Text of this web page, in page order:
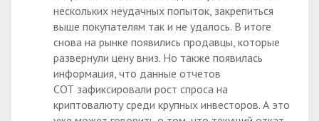
нескольких неудачных попыток, закрепиться
выше покупателям так и не удалось. В итоге
снова на рынке появились продавцы, которые
развернули цену вниз. Но также появилась
информация, что данные отчетов
СОТ зафиксировали рост спроса на
криптовалюту среди крупных инвесторов. А это